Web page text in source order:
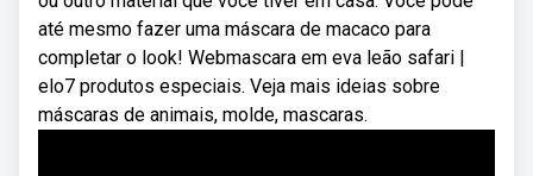
até mesmo fazer uma máscara de macaco para
completar o look! Webmascara em eva leão safari |
elo7 produtos especiais. Veja mais ideias sobre
máscaras de animais, molde, mascaras.